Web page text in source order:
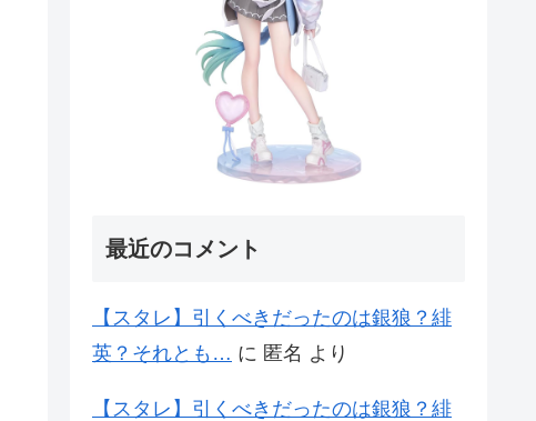
最近のコメント
【スタレ】引くべきだったのは銀狼？緋
英？それとも… に 匿名 より
【スタレ】引くべきだったのは銀狼？緋